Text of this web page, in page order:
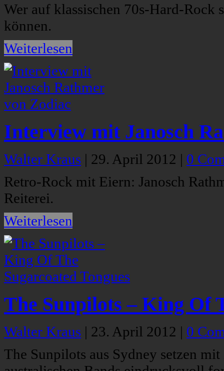
Wer auf klassischen 70s-Hard-Rock
können.
Weiterlesen
Interview mit Janosch
Walter Kraus | 29. April 2012 | 0
Retro-Rock mit Eiern: Janosch
Reiterei.
Weiterlesen
The Sunpilots – King Of
Walter Kraus | 23. April 2012 | 0
The Sunpilots aus Sydney setzen